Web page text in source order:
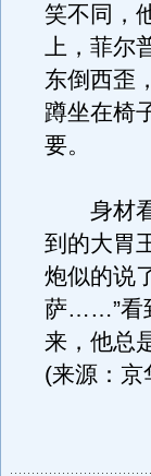
笑不同，
上，菲尔
东倒西歪
蹲坐在椅
要。
身材看
到的大胃
炮似的说
萨……”看
来，他总
(来源：京